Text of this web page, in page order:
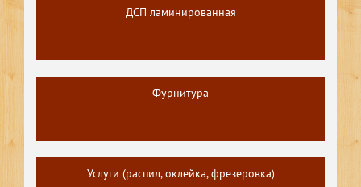
ДСП ламинированная
Фурнитура
Услуги (распил, оклейка, фрезеровка)